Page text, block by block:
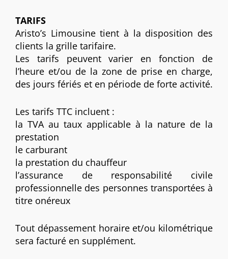
TARIFS
Aristo’s Limousine tient à la disposition des
clients la grille tarifaire.
Les tarifs peuvent varier en fonction de
l’heure et/ou de la zone de prise en charge,
des jours fériés et en période de forte activité.
Les tarifs TTC incluent :
la TVA au taux applicable à la nature de la
prestation
le carburant
la prestation du chauffeur
l’assurance de responsabilité civile
professionnelle des personnes transportées à
titre onéreux
Tout dépassement horaire et/ou kilométrique
sera facturé en supplément.